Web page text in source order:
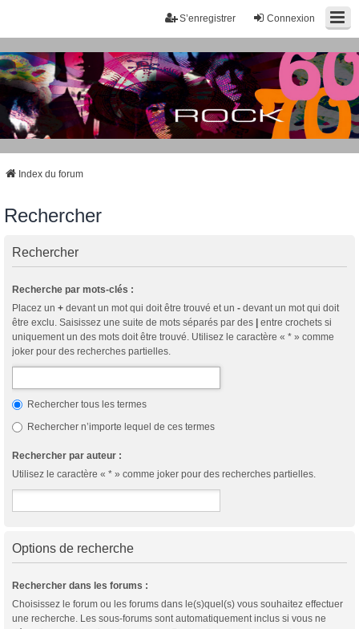
Connexion
S’enregistrer
Index du forum
Rechercher
Rechercher
Recherche par mots-clés :
Placez un + devant un mot qui doit être trouvé et un - devant un mot qui doit
être exclu. Saisissez une suite de mots séparés par des | entre crochets si
uniquement un des mots doit être trouvé. Utilisez le caractère « * » comme
joker pour des recherches partielles.
Rechercher tous les termes
Rechercher n’importe lequel de ces termes
Rechercher par auteur :
Utilisez le caractère « * » comme joker pour des recherches partielles.
Options de recherche
Rechercher dans les forums :
Choisissez le forum ou les forums dans le(s)quel(s) vous souhaitez effectuer
une recherche. Les sous-forums sont automatiquement inclus si vous ne